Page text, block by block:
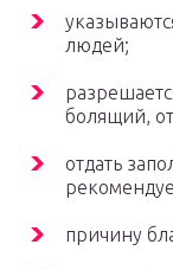
людей;
болящий,
отдать
причину